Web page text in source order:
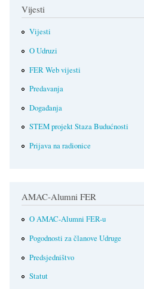
Vijesti
Vijesti
O Udruzi
FER Web vijesti
Predavanja
Događanja
STEM projekt Staza Budućnosti
Prijava na radionice
AMAC-Alumni FER
O AMAC-Alumni FER-u
Pogodnosti za članove Udruge
Predsjedništvo
Statut